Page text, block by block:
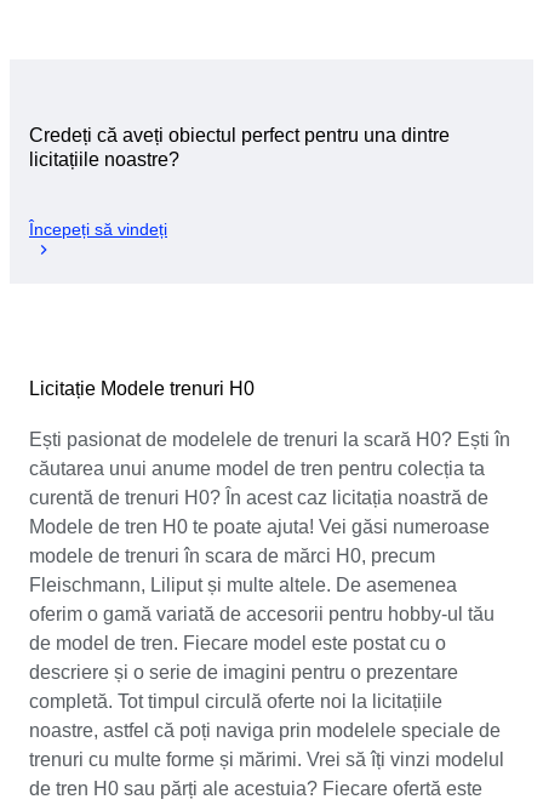
Credeți că aveți obiectul perfect pentru una dintre
licitațiile noastre?
Începeți să vindeți
Licitație Modele trenuri H0
Ești pasionat de modelele de trenuri la scară H0? Ești în
căutarea unui anume model de tren pentru colecția ta
curentă de trenuri H0? În acest caz licitația noastră de
Modele de tren H0 te poate ajuta! Vei găsi numeroase
modele de trenuri în scara de mărci H0, precum
Fleischmann, Liliput și multe altele. De asemenea
oferim o gamă variată de accesorii pentru hobby-ul tău
de model de tren. Fiecare model este postat cu o
descriere și o serie de imagini pentru o prezentare
completă. Tot timpul circulă oferte noi la licitațiile
noastre, astfel că poți naviga prin modelele speciale de
trenuri cu multe forme și mărimi. Vrei să îți vinzi modelul
de tren H0 sau părți ale acestuia? Fiecare ofertă este